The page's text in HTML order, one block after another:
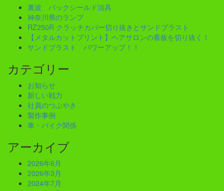
裏波 バックシールド治具
神奈川県のランプ
RZ250R クラッチカバー切り抜きとサンドブラスト
【メタルカットプリント】ヘアサロンの看板を切り抜く！
サンドブラスト パワーアップ！！
カテゴリー
お知らせ
新しい戦力
社員のつぶやき
製作事例
車・バイク関係
アーカイブ
2026年6月
2026年3月
2024年7月